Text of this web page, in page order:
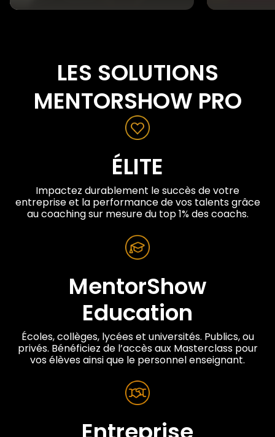
LES SOLUTIONS
MENTORSHOW PRO
ÉLITE
Impactez durablement le succès de votre
entreprise et la performance de vos talents grâce
au coaching sur mesure du top 1% des coachs.
MentorShow
Education
Écoles, collèges, lycées et universités. Publics, ou
privés. Bénéficiez de l’accès aux Masterclass pour
vos élèves ainsi que le personnel enseignant.